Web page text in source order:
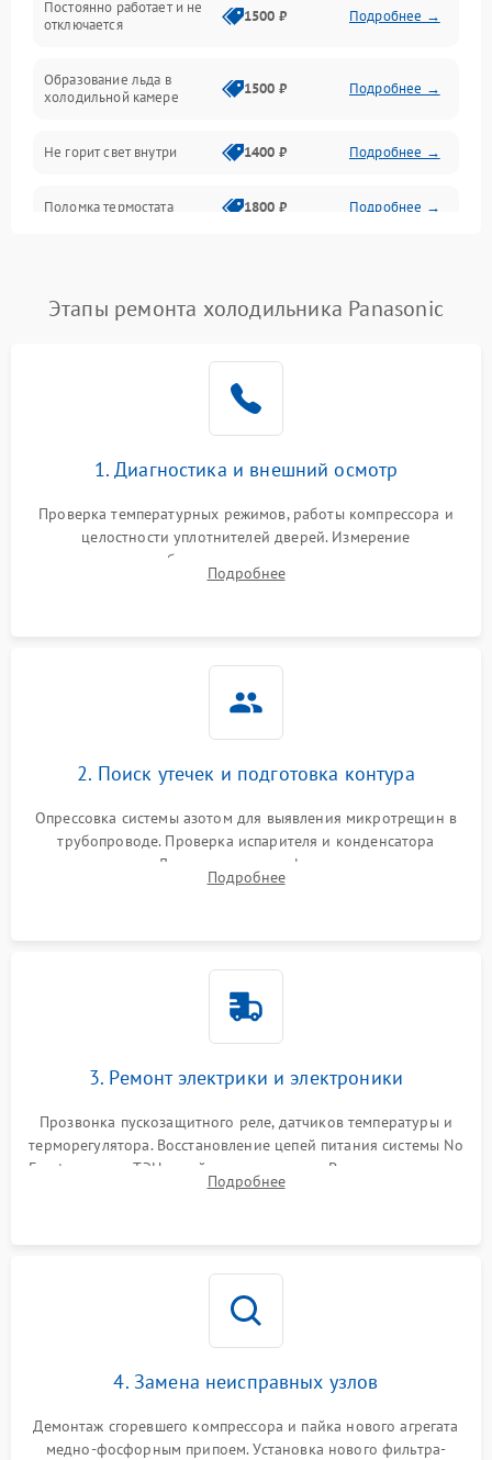
Постоянно работает и не
отключается
1500 ₽ Подробнее →
Образование льда в
холодильной камере
1500 ₽ Подробнее →
Не горит свет внутри 1400 ₽ Подробнее →
Поломка термостата 1800 ₽ Подробнее →
Поломка системы No Frost 2600 ₽ Подробнее →
работе
2000 ₽ Подробнее →
1000 ₽
1800 ₽
Этапы ремонта холодильника Panasonic
1. Диагностика и внешний осмотр
Проверка температурных режимов, работы компрессора и
целостности уплотнителей дверей. Измерение
сопротивления обмоток мотора, проверка термостата и
считывание кодов ошибок с электронного дисплея.
Подробнее
2. Поиск утечек и подготовка контура
Опрессовка системы азотом для выявления микротрещин в
трубопроводе. Проверка испарителя и конденсатора
течеискателем. Демонтаж старого фильтра-осушителя и
продувка капиллярной трубки для устранения засоров.
Подробнее
3. Ремонт электрики и электроники
Прозвонка пускозащитного реле, датчиков температуры и
терморегулятора. Восстановление цепей питания системы No
Frost, включая ТЭН оттайки и вентилятор. Ремонт или замена
платы управления при сбоях алгоритмов.
Подробнее
4. Замена неисправных узлов
Демонтаж сгоревшего компрессора и пайка нового агрегата
медно-фосфорным припоем. Установка нового фильтра-